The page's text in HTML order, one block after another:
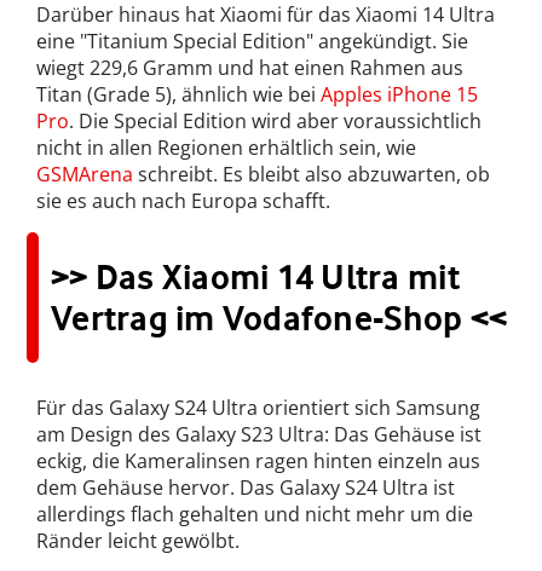
Darüber hinaus hat Xiaomi für das Xiaomi 14 Ultra
eine "Titanium Special Edition" angekündigt. Sie
wiegt 229,6 Gramm und hat einen Rahmen aus
Titan (Grade 5), ähnlich wie bei Apples iPhone 15
Pro. Die Special Edition wird aber voraussichtlich
nicht in allen Regionen erhältlich sein, wie
GSMArena schreibt. Es bleibt also abzuwarten, ob
sie es auch nach Europa schafft.
>> Das Xiaomi 14 Ultra mit
Vertrag im Vodafone-Shop <<
Für das Galaxy S24 Ultra orientiert sich Samsung
am Design des Galaxy S23 Ultra: Das Gehäuse ist
eckig, die Kameralinsen ragen hinten einzeln aus
dem Gehäuse hervor. Das Galaxy S24 Ultra ist
allerdings flach gehalten und nicht mehr um die
Ränder leicht gewölbt.